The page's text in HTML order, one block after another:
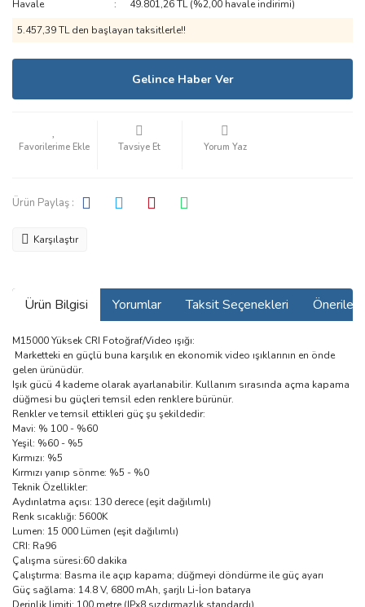
Havale
49.801,26 TL (%2,00 havale indirimi)
5.457,39 TL den başlayan taksitlerle!!
Gelince Haber Ver
Tavsiye Et Yorum Yaz
Ürün Paylaş :
Karşılaştır
Ürün Bilgisi Yorumlar Taksit Seçenekleri
M15000 Yüksek CRI Fotoğraf/Video ışığı:
Marketteki en güçlü buna karşılık en ekonomik video ışıklarının en önde
gelen ürünüdür.
Işık gücü 4 kademe olarak ayarlanabilir. Kullanım sırasında açma kapama
düğmesi bu güçleri temsil eden renklere bürünür.
Renkler ve temsil ettikleri güç şu şekildedir:
Mavi: % 100 - %60
Yeşil: %60 - %5
Kırmızı: %5
Kırmızı yanıp sönme: %5 - %0
Teknik Özellikler:
Aydınlatma açısı: 130 derece (eşit dağılımlı)
Renk sıcaklığı: 5600K
Lumen: 15 000 Lümen (eşit dağılımlı)
CRI: Ra96
Çalışma süresi:60 dakika
Çalıştırma: Basma ile açıp kapama; düğmeyi döndürme ile güç ayarı
Güç sağlama: 14.8 V, 6800 mAh, şarjlı Li-İon batarya